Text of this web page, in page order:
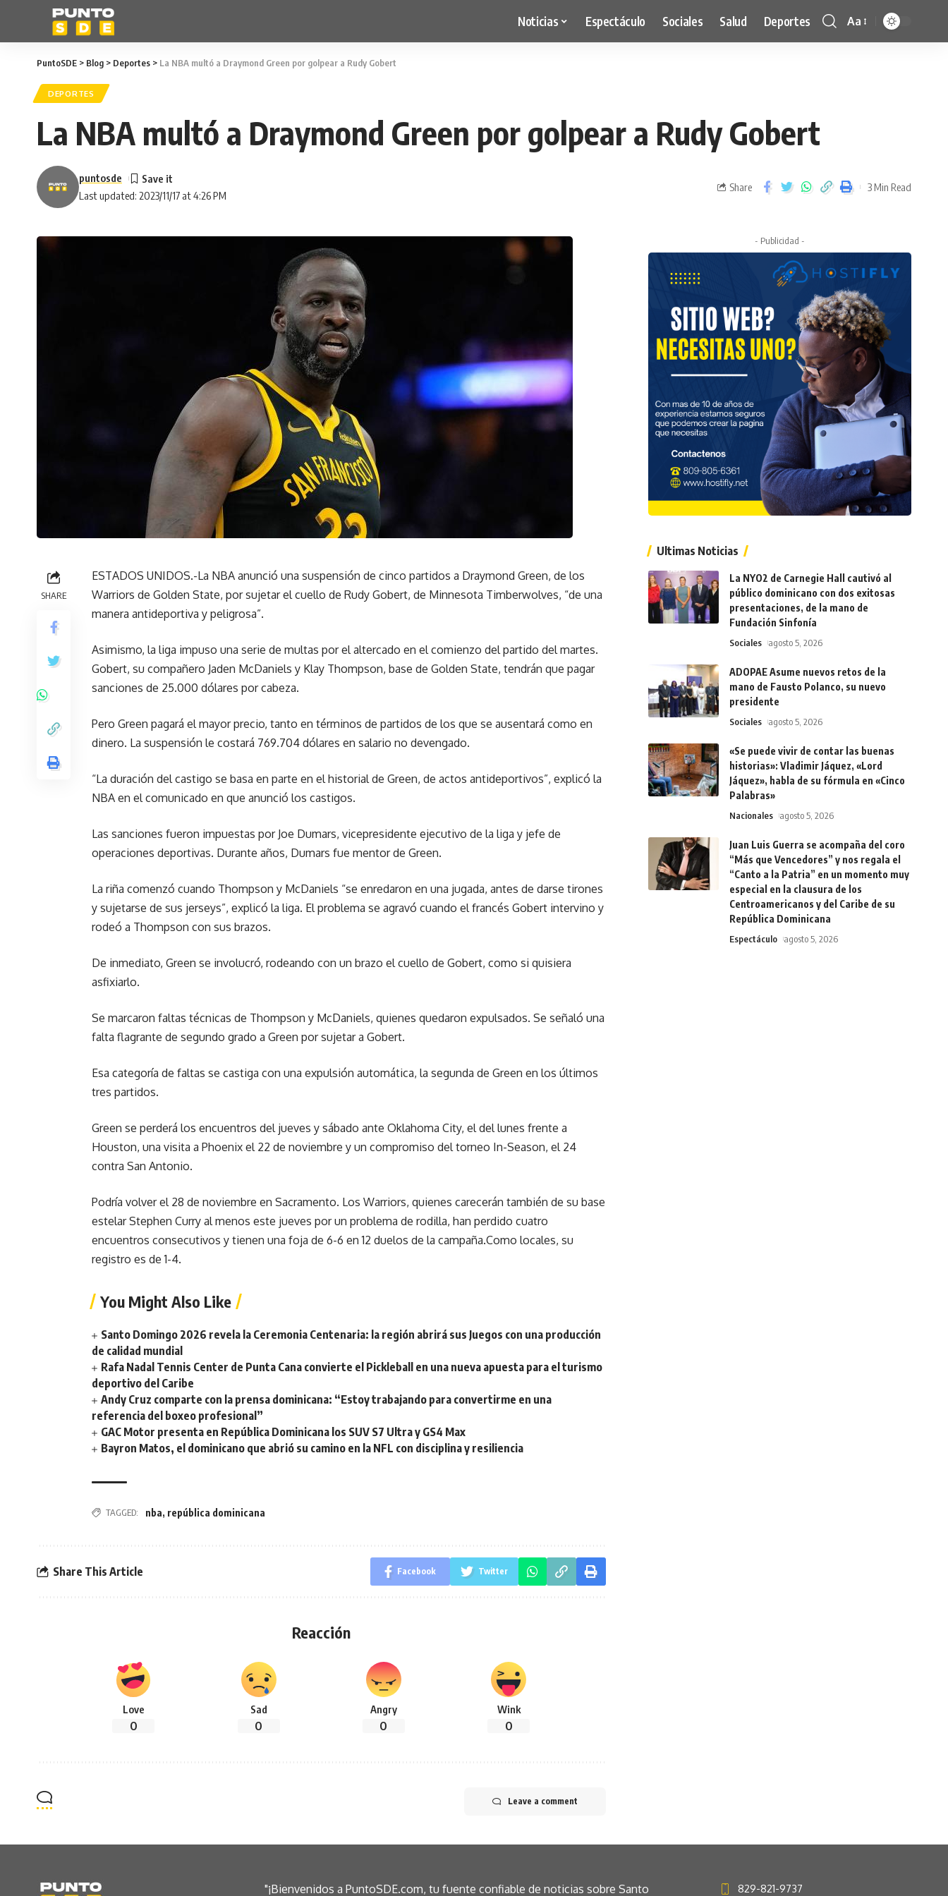
Noticias Espectáculo Sociales Salud Deportes Aa
PuntoSDE > Blog > Deportes > La NBA multó a Draymond Green por golpear a Rudy Gobert
DEPORTES
La NBA multó a Draymond Green por golpear a Rudy Gobert
Last updated: 2023/11/17 at 4:26 PM
puntosde
Share 3 Min Read
SHARE
ESTADOS UNIDOS.-La NBA anunció una suspensión de cinco partidos a Draymond Green, de los
Warriors de Golden State, por sujetar el cuello de Rudy Gobert, de Minnesota Timberwolves, “de una
manera antideportiva y peligrosa”.
Asimismo, la liga impuso una serie de multas por el altercado en el comienzo del partido del martes.
Gobert, su compañero Jaden McDaniels y Klay Thompson, base de Golden State, tendrán que pagar
sanciones de 25.000 dólares por cabeza.
Pero Green pagará el mayor precio, tanto en términos de partidos de los que se ausentará como en
dinero. La suspensión le costará 769.704 dólares en salario no devengado.
“La duración del castigo se basa en parte en el historial de Green, de actos antideportivos”, explicó la
NBA en el comunicado en que anunció los castigos.
Las sanciones fueron impuestas por Joe Dumars, vicepresidente ejecutivo de la liga y jefe de
operaciones deportivas. Durante años, Dumars fue mentor de Green.
La riña comenzó cuando Thompson y McDaniels “se enredaron en una jugada, antes de darse tirones
y sujetarse de sus jerseys”, explicó la liga. El problema se agravó cuando el francés Gobert intervino y
rodeó a Thompson con sus brazos.
De inmediato, Green se involucró, rodeando con un brazo el cuello de Gobert, como si quisiera
asfixiarlo.
Se marcaron faltas técnicas de Thompson y McDaniels, quienes quedaron expulsados. Se señaló una
falta flagrante de segundo grado a Green por sujetar a Gobert.
Esa categoría de faltas se castiga con una expulsión automática, la segunda de Green en los últimos
tres partidos.
Green se perderá los encuentros del jueves y sábado ante Oklahoma City, el del lunes frente a
Houston, una visita a Phoenix el 22 de noviembre y un compromiso del torneo In-Season, el 24
contra San Antonio.
Podría volver el 28 de noviembre en Sacramento. Los Warriors, quienes carecerán también de su base
estelar Stephen Curry al menos este jueves por un problema de rodilla, han perdido cuatro
encuentros consecutivos y tienen una foja de 6-6 en 12 duelos de la campaña.Como locales, su
registro es de 1-4.
You Might Also Like
Santo Domingo 2026 revela la Ceremonia Centenaria: la región abrirá sus Juegos con una producción
de calidad mundial
Rafa Nadal Tennis Center de Punta Cana convierte el Pickleball en una nueva apuesta para el turismo
deportivo del Caribe
Andy Cruz comparte con la prensa dominicana: “Estoy trabajando para convertirme en una
referencia del boxeo profesional”
GAC Motor presenta en República Dominicana los SUV S7 Ultra y GS4 Max
Bayron Matos, el dominicano que abrió su camino en la NFL con disciplina y resiliencia
TAGGED: nba, república dominicana
Share This Article Facebook Twitter
Reacción
Love
0
Sad
0
Angry
0
Wink
0
Leave a comment
- Publicidad -
Ultimas Noticias
La NYO2 de Carnegie Hall cautivó al
público dominicano con dos exitosas
presentaciones, de la mano de
Fundación Sinfonía
Sociales agosto 5, 2026
ADOPAE Asume nuevos retos de la
mano de Fausto Polanco, su nuevo
presidente
Sociales agosto 5, 2026
«Se puede vivir de contar las buenas
historias»: Vladimir Jáquez, «Lord
Jáquez», habla de su fórmula en «Cinco
Palabras»
Nacionales agosto 5, 2026
Juan Luis Guerra se acompaña del coro
“Más que Vencedores” y nos regala el
“Canto a la Patria” en un momento muy
especial en la clausura de los
Centroamericanos y del Caribe de su
República Dominicana
Espectáculo agosto 5, 2026
"¡Bienvenidos a PuntoSDE.com, tu fuente confiable de noticias sobre Santo 829-821-9737